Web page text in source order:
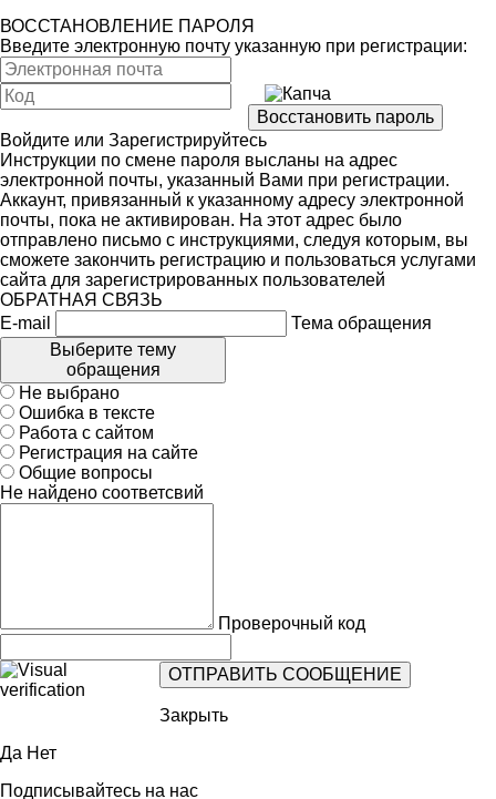
ВОССТАНОВЛЕНИЕ ПАРОЛЯ
Введите электронную почту указанную при регистрации:
Войдите или Зарегистрируйтесь
Инструкции по смене пароля высланы на адрес
электронной почты, указанный Вами при регистрации.
Аккаунт, привязанный к указанному адресу электронной
почты, пока не активирован. На этот адрес было
отправлено письмо с инструкциями, следуя которым, вы
сможете закончить регистрацию и пользоваться услугами
сайта для зарегистрированных пользователей
ОБРАТНАЯ СВЯЗЬ
E-mail
Тема обращения
Выберите тему
обращения
Не выбрано
Ошибка в тексте
Работа с сайтом
Регистрация на сайте
Общие вопросы
Не найдено соответсвий
Проверочный код
Закрыть
Да Нет
Подписывайтесь на нас